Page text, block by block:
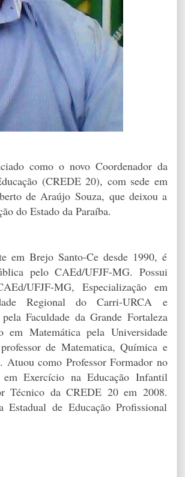
como o novo Coordenador da
(CREDE 20), com sede em
de Araújo Souza, que deixou a
do Estado da Paraíba.
em Brejo Santo-Ce desde 1990, é
pelo CAEd/UFJF-MG. Possui
UFJF-MG, Especialização em
Regional do Carri-URCA e
Faculdade da Grande Fortaleza
Matemática pela Universidade
de Matematica, Química e
Atuou como Professor Formador no
Exercício na Educação Infantil
Técnico da CREDE 20 em 2008.
de Educação Profissional